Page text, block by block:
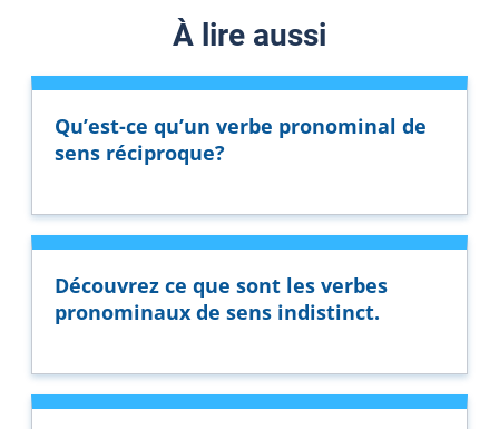
À lire aussi
Qu’est-ce qu’un verbe pronominal de
sens réciproque?
Découvrez ce que sont les verbes
pronominaux de sens indistinct.